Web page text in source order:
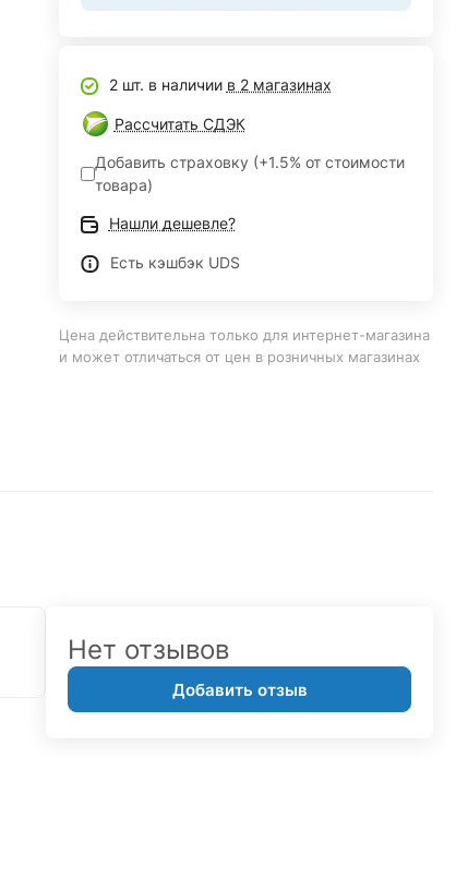
2 шт. в наличии в 2 магазинах
Рассчитать СДЭК
Добавить страховку (+1.5% от стоимости
товара)
Нашли дешевле?
Есть кэшбэк UDS
Цена действительна только для интернет-магазина
и может отличаться от цен в розничных магазинах
Нет отзывов
Добавить отзыв